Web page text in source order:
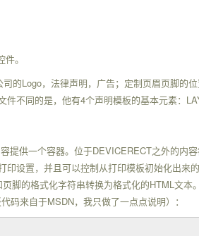
。
司的Logo，法律声明，广告；定制页眉页脚的
件不同的是，他有4个声明模板的基本元素：
提供一个容器。位于DEVICERECT之外的内容
印设置，并且可以控制从打印模板初始化出来的
脚的格式化字符串转换为格式化的HTML文本。
码来自于MSDN，我只做了一点点说明）：